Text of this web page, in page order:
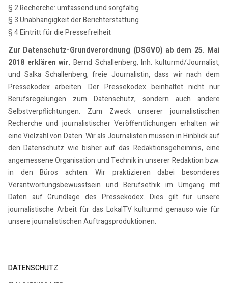
§ 2 Recherche: umfassend und sorgfältig
§ 3 Unabhängigkeit der Berichterstattung
§ 4 Eintritt für die Pressefreiheit
Zur Datenschutz-Grundverordnung (DSGVO) ab dem 25. Mai
2018 erklären wir, Bernd Schallenberg, Inh. kulturmd/Journalist,
und Salka Schallenberg, freie Journalistin, dass wir nach dem
Pressekodex arbeiten. Der Pressekodex beinhaltet nicht nur
Berufsregelungen zum Datenschutz, sondern auch andere
Selbstverpflichtungen. Zum Zweck unserer journalistischen
Recherche und journalistischer Veröffentlichungen erhalten wir
eine Vielzahl von Daten. Wir als Journalisten müssen in Hinblick auf
den Datenschutz wie bisher auf das Redaktionsgeheimnis, eine
angemessene Organisation und Technik in unserer Redaktion bzw.
in den Büros achten. Wir praktizieren dabei besonderes
Verantwortungsbewusstsein und Berufsethik im Umgang mit
Daten auf Grundlage des Pressekodex. Dies gilt für unsere
journalistische Arbeit für das LokalTV kulturmd genauso wie für
unsere journalistischen Auftragsproduktionen.
DATENSCHUTZ